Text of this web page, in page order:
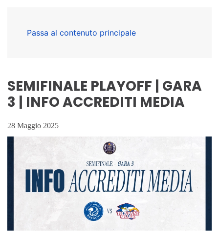
Passa al contenuto principale
SEMIFINALE PLAYOFF | GARA
3 | INFO ACCREDITI MEDIA
28 Maggio 2025